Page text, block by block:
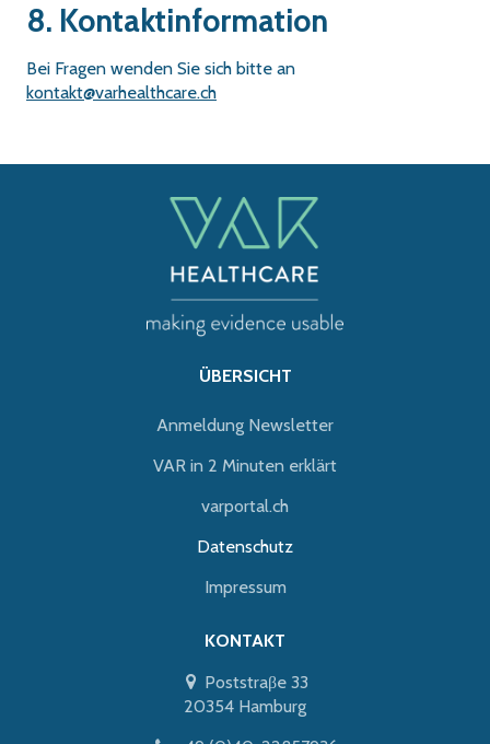
8. Kontaktinformation
Bei Fragen wenden Sie sich bitte an
kontakt@varhealthcare.ch
ÜBERSICHT
Anmeldung Newsletter
VAR in 2 Minuten erklärt
varportal.ch
Datenschutz
Impressum
KONTAKT
Poststraβe 33
20354 Hamburg